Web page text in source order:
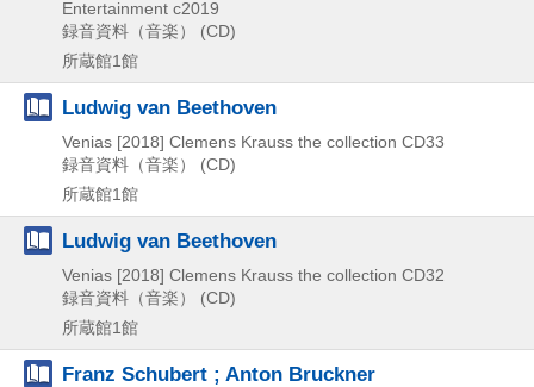
Entertainment c2019
録音資料（音楽） (CD)
所蔵館1館
Ludwig van Beethoven
Venias [2018] Clemens Krauss the collection CD33
録音資料（音楽） (CD)
所蔵館1館
Ludwig van Beethoven
Venias [2018] Clemens Krauss the collection CD32
録音資料（音楽） (CD)
所蔵館1館
Franz Schubert ; Anton Bruckner